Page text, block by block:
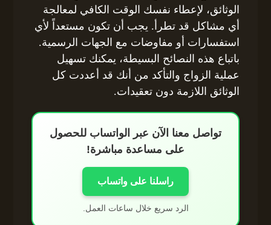
الوثائق، لإعطاء نفسك الوقت الكافي لمعالجة
أي مشاكل قد تطرأ. يجب أن تكون مستعداً لأي
استفسارات أو مفاوضات مع الجهات الرسمية.
باتباع هذه النصائح البسيطة، يمكنك تسهيل
عملية الزواج والتأكد من أنك قد أعددت كل
الوثائق اللازمة دون تعقيدات.
تواصل معنا الآن عبر الواتساب للحصول
على مساعدة مباشرة!
راسلنا على واتساب
الرد سريع خلال ساعات العمل.